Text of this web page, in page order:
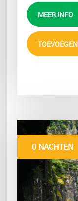
MEER INFO
TOEVOEGEN
0 NACHTEN